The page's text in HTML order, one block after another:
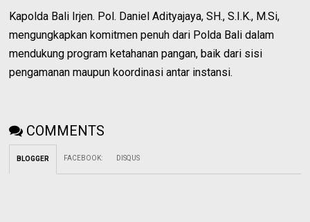
Kapolda Bali Irjen. Pol. Daniel Adityajaya, SH., S.I.K., M.Si,
mengungkapkan komitmen penuh dari Polda Bali dalam
mendukung program ketahanan pangan, baik dari sisi
pengamanan maupun koordinasi antar instansi.
COMMENTS
BLOGGER FACEBOOK: DISQUS